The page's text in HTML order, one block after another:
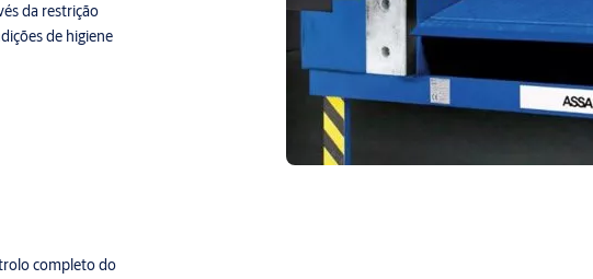
da restrição
de higiene
completo do